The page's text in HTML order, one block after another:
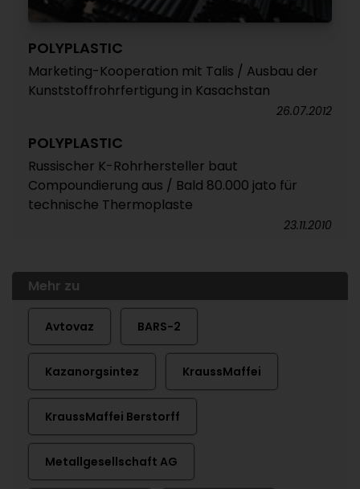
POLYPLASTIC
Marketing-Kooperation mit Talis / Ausbau der
Kunststoffrohrfertigung in Kasachstan
26.07.2012
POLYPLASTIC
Russischer K-Rohrhersteller baut
Compoundierung aus / Bald 80.000 jato für
technische Thermoplaste
23.11.2010
Mehr zu
Avtovaz BARS-2
Kazanorgsintez KraussMaffei
KraussMaffei Berstorff
Metallgesellschaft AG